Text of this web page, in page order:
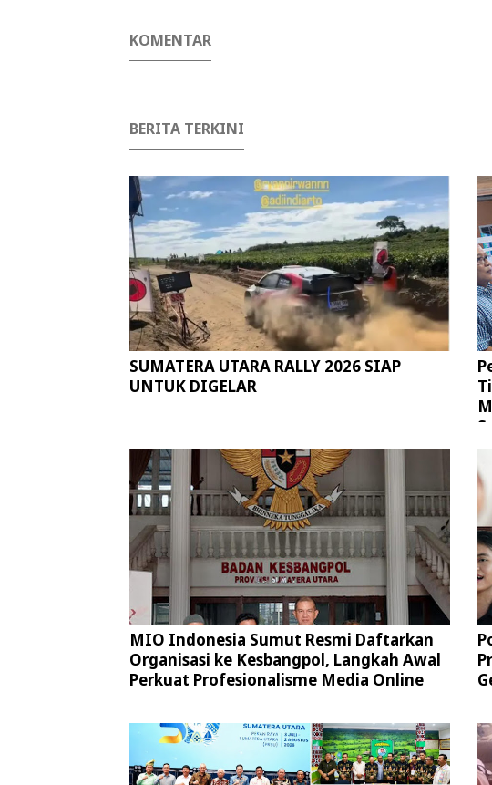
KOMENTAR
BERITA TERKINI
SUMATERA UTARA RALLY 2026 SIAP
UNTUK DIGELAR
MIO Indonesia Sumut Resmi Daftarkan
Organisasi ke Kesbangpol, Langkah Awal
Perkuat Profesionalisme Media Online